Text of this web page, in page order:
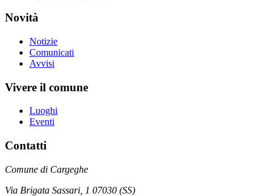
Novità
Notizie
Comunicati
Avvisi
Vivere il comune
Luoghi
Eventi
Contatti
Comune di Cargeghe
Via Brigata Sassari, 1 07030 (SS)